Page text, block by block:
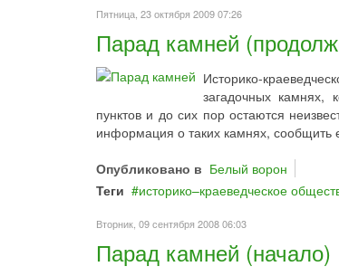
Пятница, 23 октября 2009 07:26
Парад камней
Историко-
загадочных камнях,
пунктов и до сих пор остаются
информация о таких камнях, сообщить
Опубликовано в Белый ворон
Теги
историко–краеведческое
Вторник, 09 сентября 2008 06:03
Парад камней (начало)